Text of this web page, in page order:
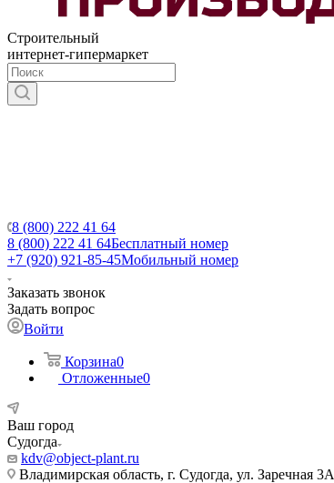
Строительный
интернет-гипермаркет
8 (800) 222 41 64
8 (800) 222 41 64Бесплатный номер
+7 (920) 921-85-45Мобильный номер
Заказать звонок
Задать вопрос
Войти
Корзина0
Отложенные0
Ваш город
Судогда
kdv@object-plant.ru
Владимирская область, г. Судогда, ул. Заречная 3А